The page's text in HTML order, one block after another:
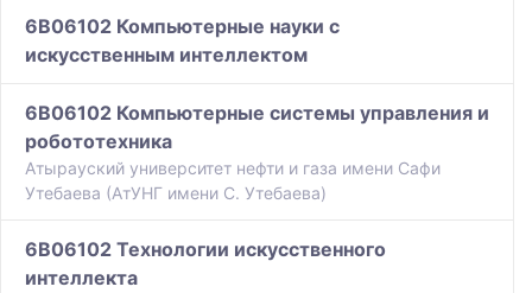
6B06102 Компьютерные науки с
искусственным интеллектом
6B06102 Компьютерные системы управления и
робототехника
Атырауский университет нефти и газа имени Сафи
Утебаева (АтУНГ имени С. Утебаева)
6B06102 Технологии искусственного
интеллекта